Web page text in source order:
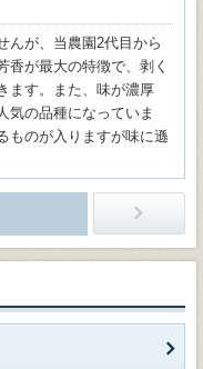
んが、当農園2代目から
香が最大の特徴で、剥く
ます。また、味が濃厚
気の品種になっていま
のが入りますが味に遜